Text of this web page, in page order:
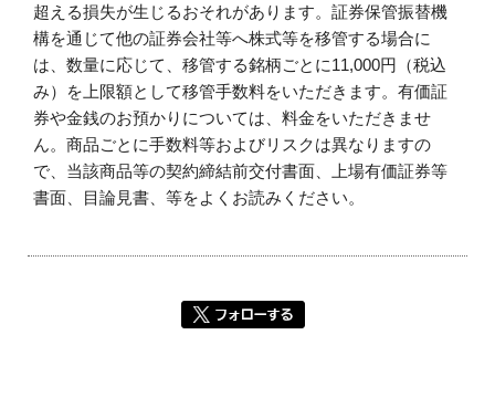
超える損失が生じるおそれがあります。証券保管振替機
構を通じて他の証券会社等へ株式等を移管する場合に
は、数量に応じて、移管する銘柄ごとに11,000円（税込
み）を上限額として移管手数料をいただきます。有価証
券や金銭のお預かりについては、料金をいただきませ
ん。商品ごとに手数料等およびリスクは異なりますの
で、当該商品等の契約締結前交付書面、上場有価証券等
書面、目論見書、等をよくお読みください。